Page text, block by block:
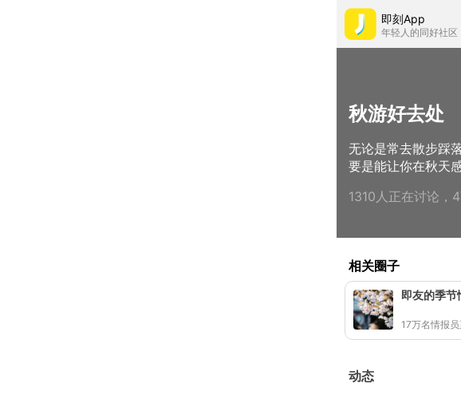
即刻App
年轻人的同好社区
秋游好去处
无论是常去散步踩
要是能让你在秋天
1310人正在讨论，
相关圈子
即友的季节
动态